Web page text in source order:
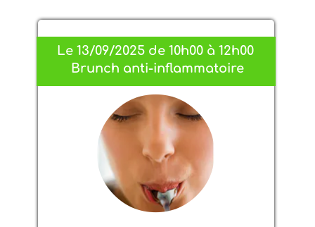
Le 13/09/2025 de 10h00 à 12h00
Brunch anti-inflammatoire
brightness_1